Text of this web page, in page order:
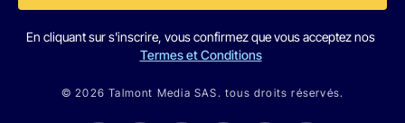
En cliquant sur s'inscrire, vous confirmez que vous acceptez nos
Termes et Conditions
© 2026 Talmont Media SAS. tous droits réservés.